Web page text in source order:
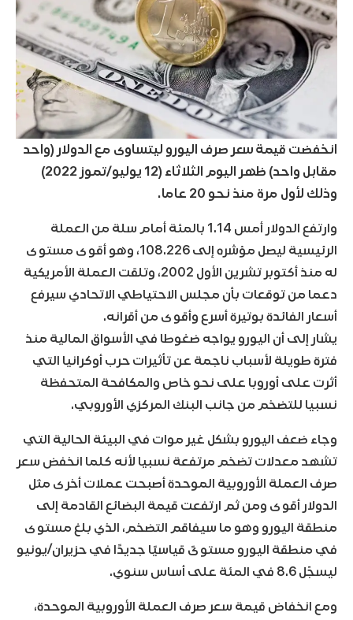
انخفضت قيمة سعر صرف اليورو ليتساوى مع الدولار (واحد
مقابل واحد) ظهر اليوم الثلاثاء (12 يوليو/تموز 2022)
وذلك لأول مرة منذ نحو 20 عاما.
وارتفع الدولار أمس 1.14 بالمئة أمام سلة من العملة
الرئيسية ليصل مؤشره إلى 108.226، وهو أقوى مستوى
له منذ أكتوبر تشرين الأول 2002، وتلقت العملة الأمريكية
دعما من توقعات بأن مجلس الاحتياطي الاتحادي سيرفع
أسعار الفائدة بوتيرة أسرع وأقوى من أقرانه.
يشار إلى أن اليورو يواجه ضغوطا في الأسواق المالية منذ
فترة طويلة لأسباب ناجمة عن تأثيرات حرب أوكرانيا التي
أثرت على أوروبا على نحو خاص والمكافحة المتحفظة
نسبيا للتضخم من جانب البنك المركزي الأوروبي.
وجاء ضعف اليورو بشكل غير موات في البيئة الحالية التي
تشهد معدلات تضخم مرتفعة نسبيا لأنه كلما انخفض سعر
صرف العملة الأوروبية الموحدة أصبحت عملات أخرى مثل
الدولار أقوى ومن ثم ارتفعت قيمة البضائع القادمة إلى
منطقة اليورو وهو ما سيفاقم التضخم، الذي بلغ مستوى
في منطقة اليورو مستوىً قياسيًا جديدًا في حزيران/يونيو
ليسجّل 8.6 في المئة على أساس سنوي.
ومع انخفاض قيمة سعر صرف العملة الأوروبية الموحدة،